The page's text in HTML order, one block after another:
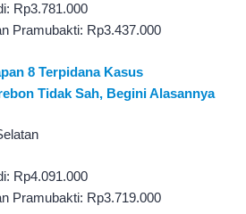
Rp3.781.000
Pramubakti: Rp3.437.000
8 Terpidana Kasus
Tidak Sah, Begini Alasannya
Rp4.091.000
Pramubakti: Rp3.719.000